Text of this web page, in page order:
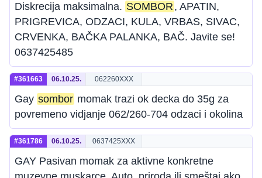
Diskrecija maksimalna. SOMBOR , APATIN,
PRIGREVICA, ODZACI, KULA, VRBAS, SIVAC,
CRVENKA, BAČKA PALANKA, BAČ. Javite se!
0637425485
#361663 06.10.25. 062260XXX
Gay sombor momak trazi ok decka do 35g za
povremeno vidjanje 062/260-704 odzaci i okolina
#361786 06.10.25. 0637425XXX
GAY Pasivan momak za aktivne konkretne